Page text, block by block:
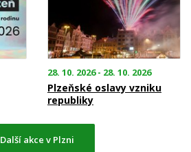
28. 10. 2026 - 28. 10. 2026
Plzeňské oslavy vzniku
republiky
Další akce v Plzni